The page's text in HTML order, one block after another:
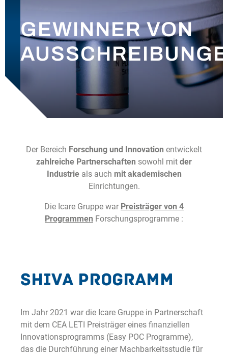
VORSTELLUNG DER GRUPPE
KONTAKT
GEWINNER VON
Der Bereich Forschung und Innovation entwickelt
zahlreiche Partnerschaften sowohl mit der
Industrieals auch mit akademischen
Einrichtungen.
Die Icare Gruppe war Preisträger von 4
Programmen Forschungsprogramme :
SHIVA Programm
Im Jahr 2021 war die Icare Gruppe in Partnerschaft
mit dem CEA LETI Preisträger eines finanziellen
Innovationsprogramms (Easy POC Programme),
das die Durchführung einer Machbarkeitsstudie für